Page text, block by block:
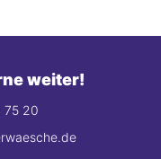
weiter!
75 20